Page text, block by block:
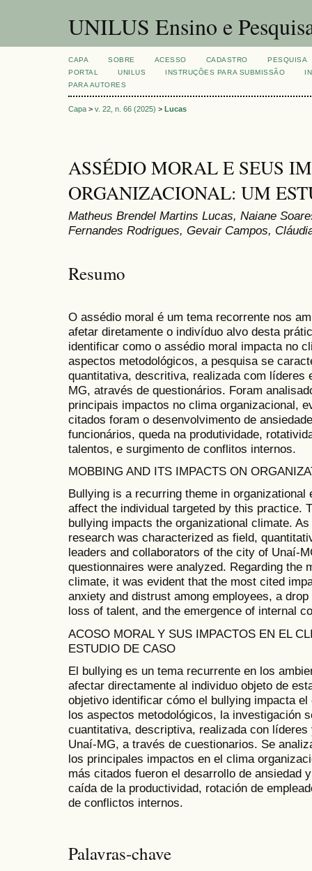
UNILUS Ensino e
CAPA SOBRE ACESSO CADASTRO
PESQUISA
PORTAL
UNILUS INSTRUÇÕES PARA SUBMISSÃO
PARA AUTORES
Capa > v. 22, n. 66 (2025) > Lucas
ASSÉDIO MORAL E SEUS
ORGANIZACIONAL: UM
Matheus Brendel Martins Lucas, Naiane
Fernandes Rodrigues, Gevair Campos,
Resumo
O assédio moral é um tema recorrente nos
afetar diretamente o indivíduo alvo desta
identificar como o assédio moral impacta no
aspectos metodológicos, a pesquisa se
quantitativa, descritiva, realizada com líderes
MG, através de questionários. Foram
principais impactos no clima organizacional,
citados foram o desenvolvimento de
funcionários, queda na produtividade,
talentos, e surgimento de conflitos internos.
MOBBING AND ITS IMPACTS ON
Bullying is a recurring theme in
affect the individual targeted by this practice.
bullying impacts the organizational climate.
research was characterized as field,
leaders and collaborators of the city of Unaí-
questionnaires were analyzed. Regarding the
climate, it was evident that the most cited
anxiety and distrust among employees, a
loss of talent, and the emergence of internal
ACOSO MORAL Y SUS IMPACTOS EN EL
ESTUDIO DE CASO
El bullying es un tema recurrente en los
afectar directamente al individuo objeto de
objetivo identificar cómo el bullying impacta
los aspectos metodológicos, la investigación
cuantitativa, descriptiva, realizada con
Unaí-MG, a través de cuestionarios. Se
los principales impactos en el clima
más citados fueron el desarrollo de ansiedad
caída de la productividad, rotación de
de conflictos internos.
Palavras-chave